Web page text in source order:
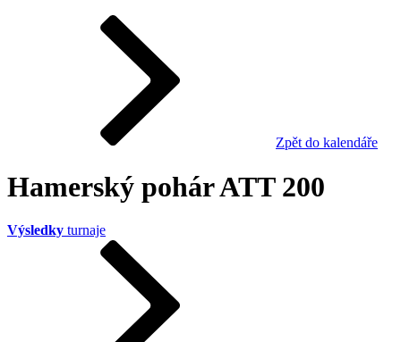
Zpět do kalendáře
Hamerský pohár ATT 200
Výsledky turnaje